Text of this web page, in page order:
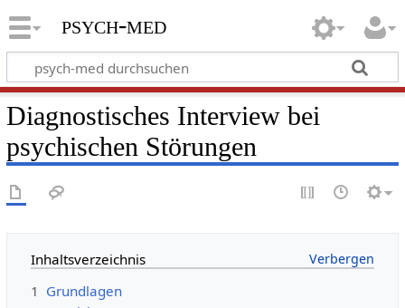
psych-med
Diagnostisches Interview bei
psychischen Störungen
Inhaltsverzeichnis
1 Grundlagen